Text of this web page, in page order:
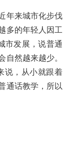
年来城市化步伐
多的年轻人因工
市发展，说普通
自然越来越少。
说，从小就跟着
通话教学，所以